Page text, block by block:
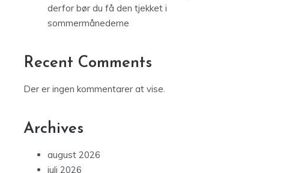
derfor bør du få den tjekket i
sommermånederne
Recent Comments
Der er ingen kommentarer at vise.
Archives
august 2026
juli 2026